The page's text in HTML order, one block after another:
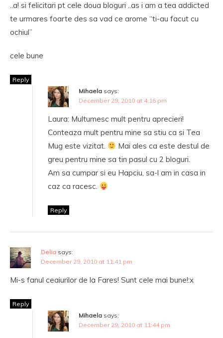
..a! si felicitari pt cele doua bloguri ..as i am a tea addicted
te urmares foarte des sa vad ce arome “ti-au facut cu
ochiul”
cele bune
Reply
Mihaela says:
December 29, 2010 at 4:16 pm
Laura: Multumesc mult pentru aprecieri!
Conteaza mult pentru mine sa stiu ca si Tea
Mug este vizitat.
Mai ales ca este destul de
greu pentru mine sa tin pasul cu 2 bloguri.
Am sa cumpar si eu Hapciu, sa-l am in casa in
caz ca racesc.
Reply
Delia says:
December 29, 2010 at 11:41 pm
Mi-s fanul ceaiurilor de la Fares! Sunt cele mai bune!:x
Reply
Mihaela says:
December 29, 2010 at 11:44 pm